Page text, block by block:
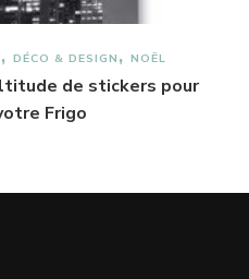
DÉCO & DESIGN NOËL
de stickers pour
Frigo